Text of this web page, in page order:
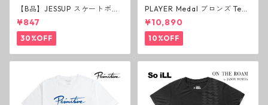
【B品】JESSUP スケートボー
ド グリップテープ ウルトラグ
リップ ホワイト デッキテープ
ジェスアップ ジェサップ
¥847
30%OFF
PLAYER Medal ブロンズ Tea
m Deck P3 スケートボードデ
ッキ プレイヤー メダル
¥10,890
10%OFF